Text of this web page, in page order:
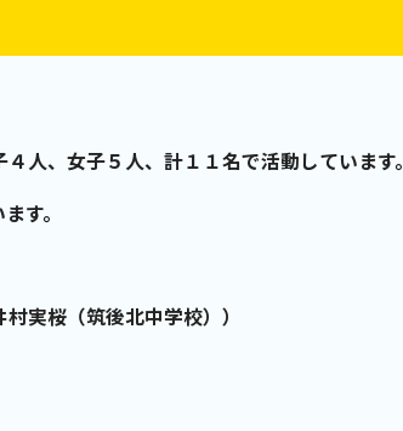
人、女子５人、計１１名で活動しています。
す。
実桜（筑後北中学校））